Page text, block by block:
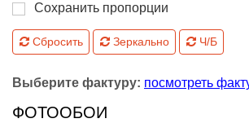
Сохранить пропорции
Сбросить Зеркально Ч/Б
Выберите фактуру: посмотреть
ФОТООБОИ